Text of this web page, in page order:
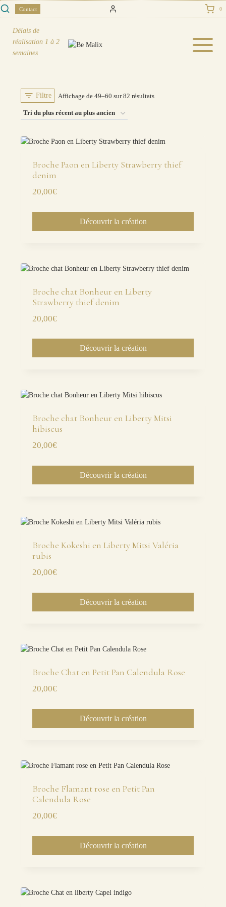
Skip
to
content
Contact 0
Délais de
réalisation 1 à 2
semaines
Filtre Affichage de 49–60 sur 82 résultatsTrié
récent
plus
Broche Paon en Liberty Strawberry thief
denim
20,00€
Découvrir la création
Broche chat Bonheur en Liberty
Strawberry thief denim
20,00€
Découvrir la création
Broche chat Bonheur en Liberty Mitsi
hibiscus
20,00€
Découvrir la création
Broche Kokeshi en Liberty Mitsi Valéria
rubis
20,00€
Découvrir la création
Broche Chat en Petit Pan Calendula Rose
20,00€
Découvrir la création
Broche Flamant rose en Petit Pan
Calendula Rose
20,00€
Découvrir la création